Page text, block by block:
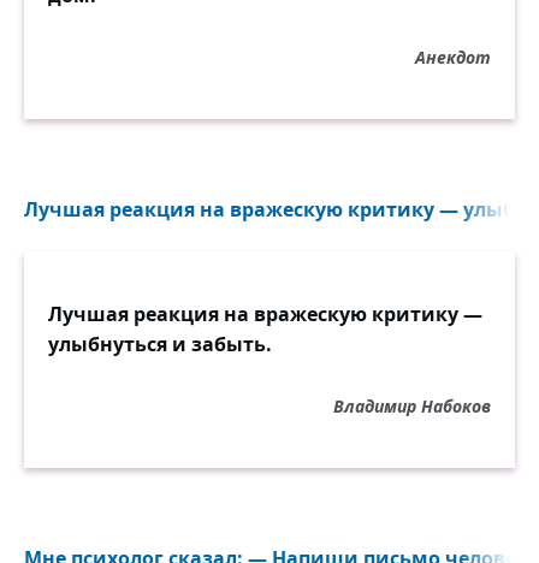
Анекдот
Лучшая реакция на вражескую критику —
Лучшая реакция на вражескую критику —
улыбнуться и забыть.
Владимир Набоков